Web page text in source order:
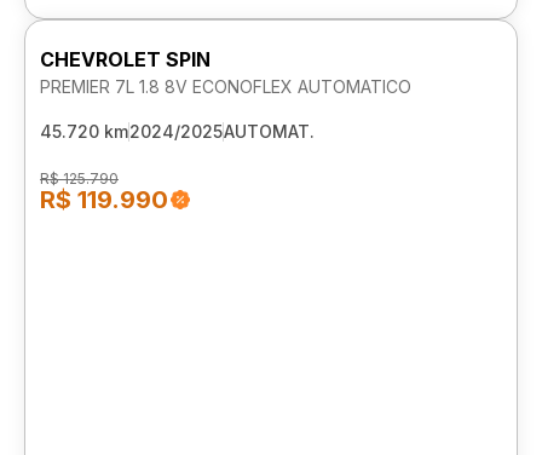
CHEVROLET SPIN
PREMIER 7L 1.8 8V ECONOFLEX AUTOMATICO
45.720 km2024/2025AUTOMAT.
R$ 125.790
R$ 119.990